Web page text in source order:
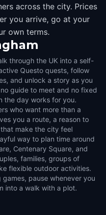
across the city. Prices
you arrive, go at your
own terms.
through the UK into a self-
Questo quests, follow
and unlock a story as you
guide to meet and no fixed
the day works for you.
who want more than a
you a route, a reason to
make the city feel
way to plan time around
Centenary Square, and
families, groups of
flexible outdoor activities.
pause whenever you
into a walk with a plot.